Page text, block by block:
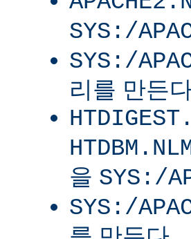
SYS:/
SYS:/
리를 만든
을 SYS:/
SYS:/